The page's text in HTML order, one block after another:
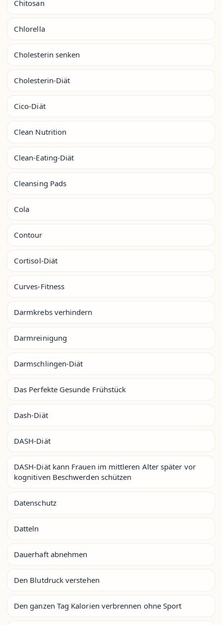
Chitosan
Chlorella
Cholesterin senken
Cholesterin-Diät
Cico-Diät
Clean Nutrition
Clean-Eating-Diät
Cleansing Pads
Cola
Contour
Cortisol-Diät
Curves-Fitness
Darmkrebs verhindern
Darmreinigung
Darmschlingen-Diät
Das Perfekte Gesunde Frühstück
Dash-Diät
DASH-Diät
DASH-Diät kann Frauen im mittleren Alter später vor
kognitiven Beschwerden schützen
Datenschutz
Datteln
Dauerhaft abnehmen
Den Blutdruck verstehen
Den ganzen Tag Kalorien verbrennen ohne Sport